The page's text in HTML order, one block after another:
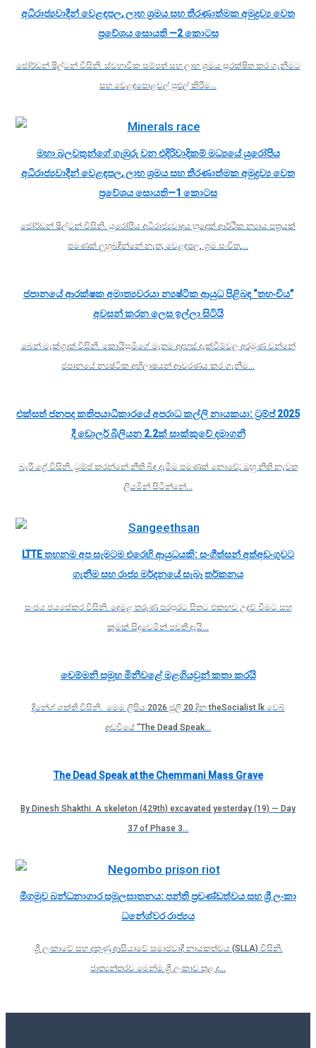
අධිරාජ්‍යවාදීන් වෙළඳපල, ලාභ ශ්‍රමය සහ තීරණාත්මක අමුද්‍රව්‍ය වෙත
ප්‍රවේශය සොයති —2 කොටස
ජෝර්ඩන් ෂිල්ටන් විසිනි. ස්වභාවික සම්පත් සහ ලාභ ශ්‍රමය සුරක්ෂිත කර ගැනීමට
සහ වෙළඳපොළවල් පුළුල් කිරීම…
මහා බලවතුන්ගේ ගැඹුරු වන එදිරිවාදිකම් මධ්‍යයේ යුරෝපීය
අධිරාජ්‍යවාදීන් වෙළඳපල, ලාභ ශ්‍රමය සහ තීරණාත්මක අමුද්‍රව්‍ය වෙත
ප්‍රවේශය සොයති—1 කොටස
ජෝර්ඩන් ෂිල්ටන් විසිනි. යුරෝපීය අධිරාජ්‍යවාදය හුදෙක් ආර්ථික න්‍යාය පත්‍රයක්
පමණක් ලුහුබඳින්නේ නැත; වෙළඳපල, ශ්‍රම සංචිත,…
ජපානයේ ආරක්ෂක අමාත්‍යවරයා න්‍යෂ්ටික ආයුධ පිළිබඳ “තහංචිය”
අවසන් කරන ලෙස ඉල්ලා සිටියි
බෙන් මැක්ග්‍රාත් විසිනි. කොයිසුමිගේ මෑතම අදහස් දැක්වීම්වල අරමුණ වන්නේ
ජපානයේ න්‍යෂ්ටික අභිලාෂයන් ආවරණය කර ගැනීම…
එක්සත් ජනපද කතිපයාධිකාරයේ අපරාධ කල්ලි නායකයා: ට්‍රම්ප් 2025
දී ඩොලර් බිලියන 2.2ක් සාක්කුවේ දමාගනී
බැරී ග්‍රේ විසිනි. ට්‍රම්ප් කරන්නේ නීති බිඳ දැමීම පමණක් නොවේ; ඔහු නීති නැවත
ලියමින් සිටින්නේ…
LTTE තහනම අප සැමටම එරෙහි ආයුධයකි: සංගීත්සන් අත්අඩංගුවට
ගැනීම සහ රාජ්‍ය මර්දනයේ සැබෑ තර්කනය
සංජය ජයසේකර විසිනි. දෙමළ තරුණ පරපුරට සිතට එකඟව උදව් වීමට සහ
කුමක් සිදුවෙමින් පවතී දැයි…
චෙම්මනි සමූහ මිනීවළේ මළගියවුන් කතා කරයි
දිනේශ් ශක්ති විසිනි. මෙම ලිපිය 2026 ජුලි 20 දින theSocialist.lk වෙබ්
අඩවියේ “The Dead Speak…
The Dead Speak at the Chemmani Mass Grave
By Dinesh Shakthi. A skeleton (429th) excavated yesterday (19) — Day
37 of Phase 3…
මීගමුව බන්ධනාගාර සමූලඝාතනය: පන්ති ප්‍රචණ්ඩත්වය සහ ශ්‍රී ලංකා
ධනේශ්වර රාජ්‍යය
ශ්‍රී ලංකාවේ සහ දකුණු ආසියාවේ සමාජවාදී නායකත්වය (SLLA) විසිනි.
ජාත්‍යන්තරව මෙන්ම ශ්‍රී ලංකාව තුළ ද…